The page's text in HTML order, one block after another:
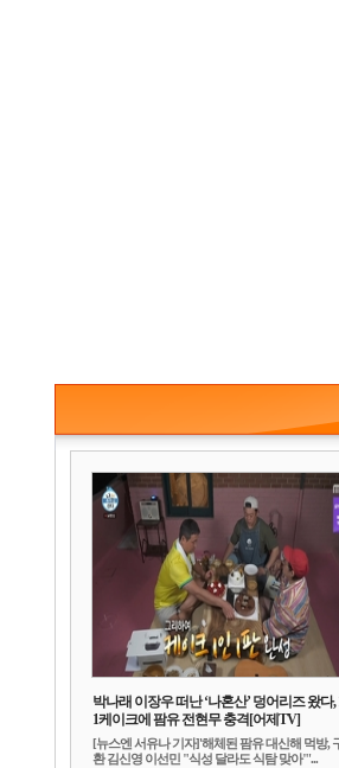
박나래 이장우 떠난 ‘나혼산’ 덩어리즈 왔다,
1케이크에 팜유 전현무 충격[어제TV]
[뉴스엔 서유나 기자]'해체된 팜유 대신해 먹방,
환 김신영 이선민 "식성 달라도 식탐 맞아"'...